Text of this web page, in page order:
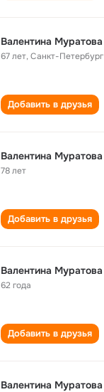
Валентина Муратова
67 лет,Санкт-Петербург
Добавить в друзья
Валентина Муратова
78 лет
Добавить в друзья
Валентина Муратова
62 года
Добавить в друзья
Валентина Муратова